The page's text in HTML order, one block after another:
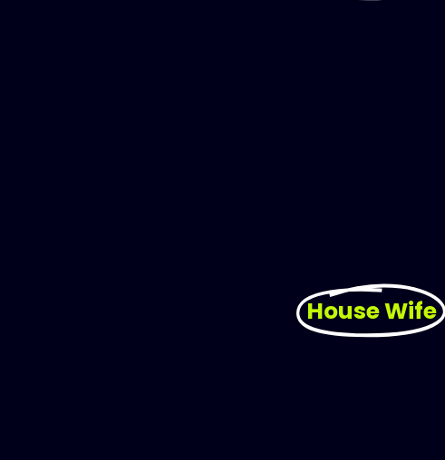
House Wife